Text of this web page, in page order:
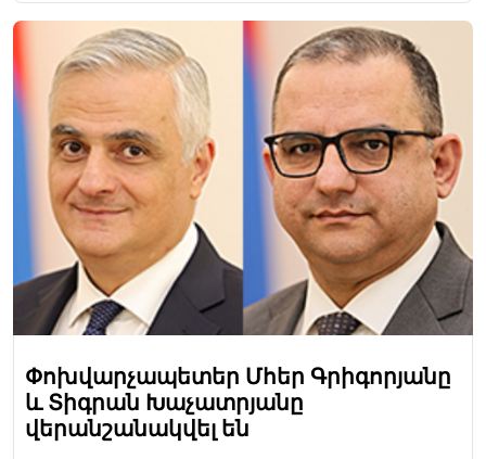
Փոխվարչապետեր Մհեր Գրիգորյանը
և Տիգրան Խաչատրյանը
վերանշանակվել են